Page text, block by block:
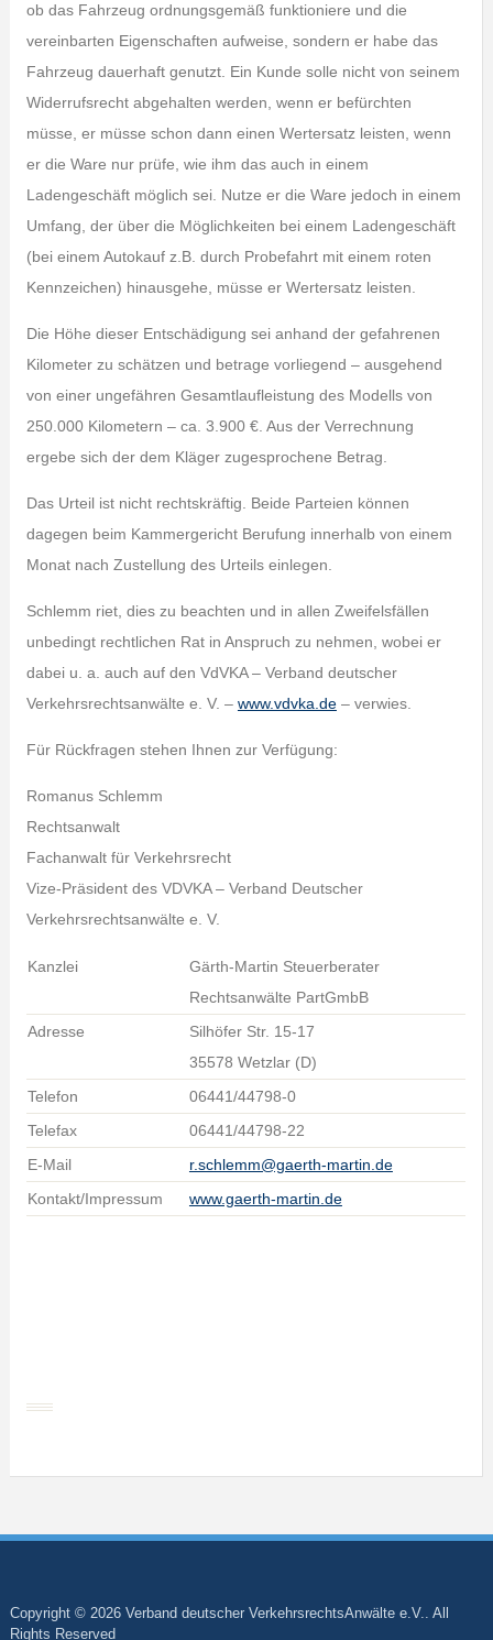
ob das Fahrzeug ordnungsgemäß funktioniere und die
vereinbarten Eigenschaften aufweise, sondern er habe das
Fahrzeug dauerhaft genutzt. Ein Kunde solle nicht von seinem
Widerrufsrecht abgehalten werden, wenn er befürchten
müsse, er müsse schon dann einen Wertersatz leisten, wenn
er die Ware nur prüfe, wie ihm das auch in einem
Ladengeschäft möglich sei. Nutze er die Ware jedoch in einem
Umfang, der über die Möglichkeiten bei einem Ladengeschäft
(bei einem Autokauf z.B. durch Probefahrt mit einem roten
Kennzeichen) hinausgehe, müsse er Wertersatz leisten.
Die Höhe dieser Entschädigung sei anhand der gefahrenen
Kilometer zu schätzen und betrage vorliegend – ausgehend
von einer ungefähren Gesamtlaufleistung des Modells von
250.000 Kilometern – ca. 3.900 €. Aus der Verrechnung
ergebe sich der dem Kläger zugesprochene Betrag.
Das Urteil ist nicht rechtskräftig. Beide Parteien können
dagegen beim Kammergericht Berufung innerhalb von einem
Monat nach Zustellung des Urteils einlegen.
Schlemm riet, dies zu beachten und in allen Zweifelsfällen
unbedingt rechtlichen Rat in Anspruch zu nehmen, wobei er
dabei u. a. auch auf den VdVKA – Verband deutscher
Verkehrsrechtsanwälte e. V. – www.vdvka.de– verwies.
Für Rückfragen stehen Ihnen zur Verfügung:
Romanus Schlemm
Rechtsanwalt
Fachanwalt für Verkehrsrecht
Vize-Präsident des VDVKA – Verband Deutscher
Verkehrsrechtsanwälte e. V.
Kanzlei
Gärth-Martin Steuerberater
Rechtsanwälte PartGmbB
Adresse
Silhöfer Str. 15-17
35578 Wetzlar (D)
Telefon
06441/44798-0
Telefax
06441/44798-22
E-Mail
r.schlemm@gaerth-martin.de
Kontakt/Impressum
www.gaerth-martin.de
Copyright © 2026 Verband deutscher VerkehrsrechtsAnwälte e.V.. All
Rights Reserved